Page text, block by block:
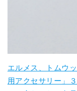
エルメス、トムウ
用アクセサリー」